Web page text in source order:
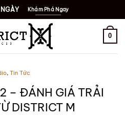
Khám Phá Ngay
0
, Tin Tức
– ĐÁNH GIÁ TRẢI
DISTRICT M